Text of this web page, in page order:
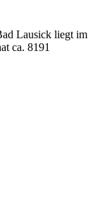
Lausick liegt im
ca. 8191